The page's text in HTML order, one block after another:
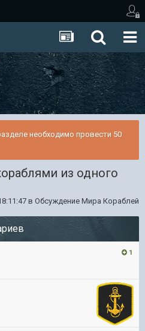
необходимо провести 50
из одного
в Обсуждение Мира Кораблей
1